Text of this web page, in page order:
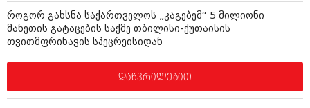
როგორ გახსნა საქართველოს „კაგებემ“ 5 მილიონი
მანეთის გატაცების საქმე თბილისი-ქუთაისის
თვითმფრინავის სპეცრეისიდან
დაწვრილებით